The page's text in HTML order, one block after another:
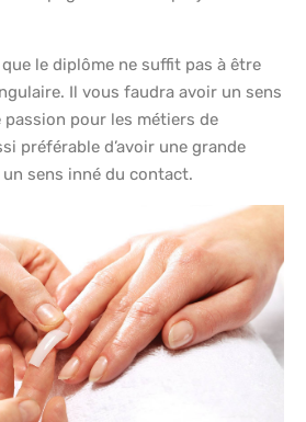
le diplôme ne suffit pas à être
Il vous faudra avoir un sens
pour les métiers de
préférable d’avoir une grande
sens inné du contact.